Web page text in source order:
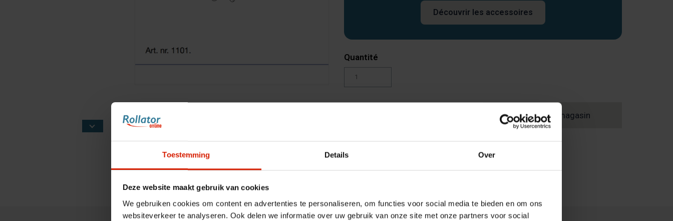
Toestemming Details Over
Deze website maakt gebruik van cookies
We gebruiken cookies om content en advertenties te personaliseren, om functies voor social media te bieden en om ons
websiteverkeer te analyseren. Ook delen we informatie over uw gebruik van onze site met onze partners voor social
Découvrir les accessoires
Quantité
Trouvez un magasin